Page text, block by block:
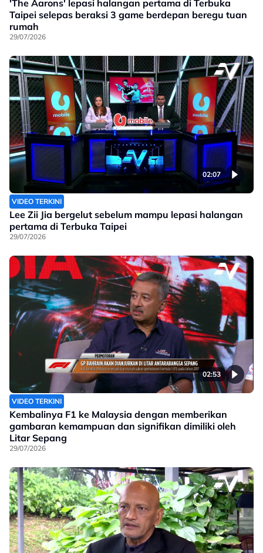
'The Aarons' lepasi halangan pertama di Terbuka
Taipei selepas beraksi 3 game berdepan beregu tuan
rumah
29/07/2026
02:07
VIDEO TERKINI
Lee Zii Jia bergelut sebelum mampu lepasi halangan
pertama di Terbuka Taipei
29/07/2026
02:53
VIDEO TERKINI
Kembalinya F1 ke Malaysia dengan memberikan
gambaran kemampuan dan signifikan dimiliki oleh
Litar Sepang
29/07/2026